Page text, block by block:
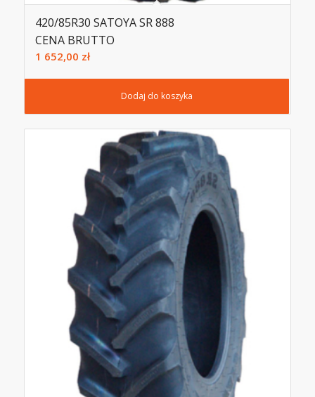
420/85R30 SATOYA SR 888
CENA BRUTTO
1 652,00 zł
Dodaj do koszyka